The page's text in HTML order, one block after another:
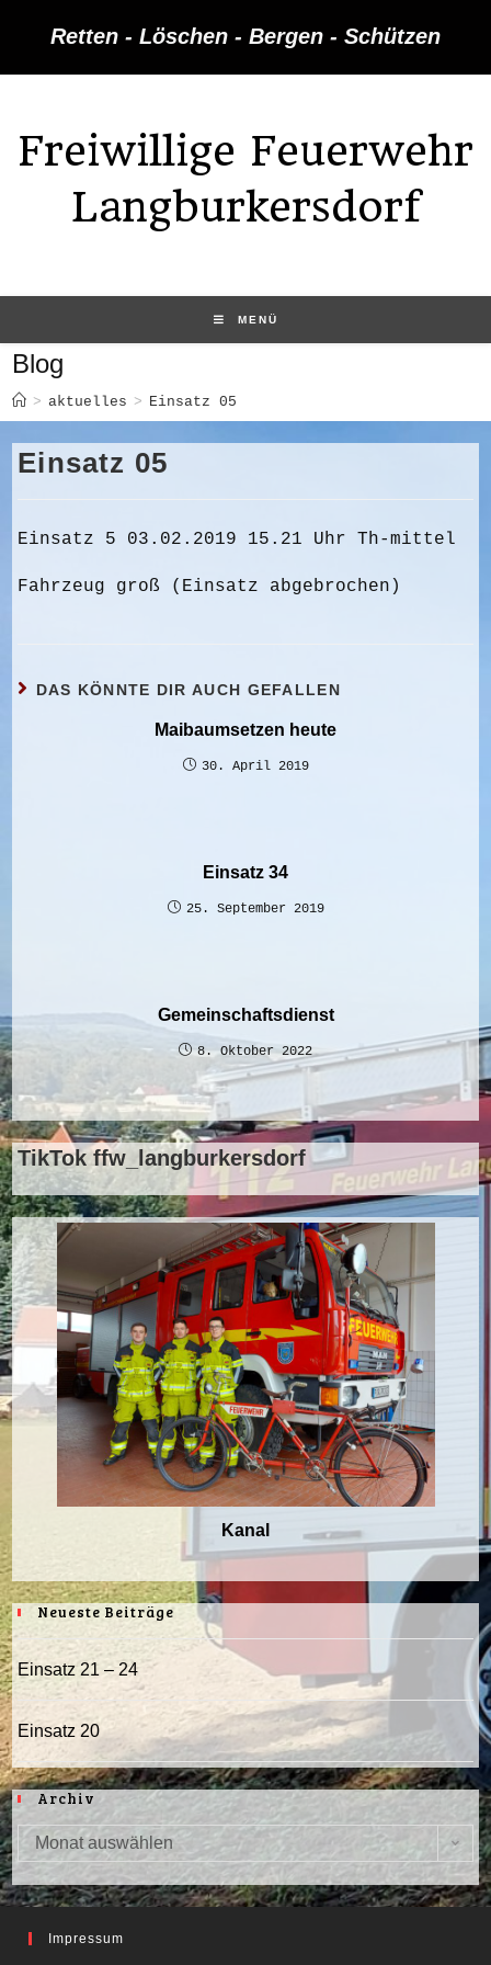
Retten - Löschen - Bergen - Schützen
Freiwillige Feuerwehr
Langburkersdorf
MENÜ
Blog
> aktuelles > Einsatz 05
Einsatz 05
Einsatz 5 03.02.2019 15.21 Uhr Th-mittel
Fahrzeug groß (Einsatz abgebrochen)
DAS KÖNNTE DIR AUCH GEFALLEN
Maibaumsetzen heute
30. April 2019
Einsatz 34
25. September 2019
Gemeinschaftsdienst
8. Oktober 2022
TikTok ffw_langburkersdorf
Kanal
Neueste Beiträge
Einsatz 21 – 24
Einsatz 20
Archiv
Archiv
Monat auswählen
Impressum